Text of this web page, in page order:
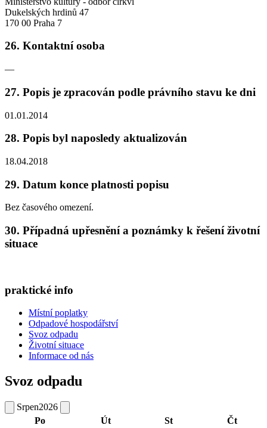
Dukelských hrdinů 47
170 00 Praha 7
26. Kontaktní osoba
—
27. Popis je zpracován podle právního stavu ke dni
01.01.2014
28. Popis byl naposledy aktualizován
18.04.2018
29. Datum konce platnosti popisu
Bez časového omezení.
30. Případná upřesnění a poznámky k řešení životní
situace
praktické info
Místní poplatky
Odpadové hospodářství
Svoz odpadu
Životní situace
Informace od nás
Svoz odpadu
Srpen2026
Po
Út St
Čt